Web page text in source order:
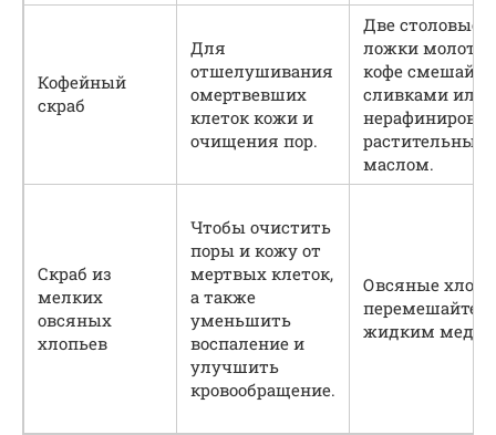
Кофейный
скраб
Для
отшелушивания
омертвевших
клеток кожи и
очищения пор.
Две столовые
ложки
кофе смешайте
сливками или
растительным
маслом.
Скраб из
мелких
овсяных
хлопьев
Чтобы очистить
поры и кожу от
мертвых клеток,
а также
уменьшить
воспаление и
улучшить
кровообращение.
Овсяные
перемешайте с
жидким